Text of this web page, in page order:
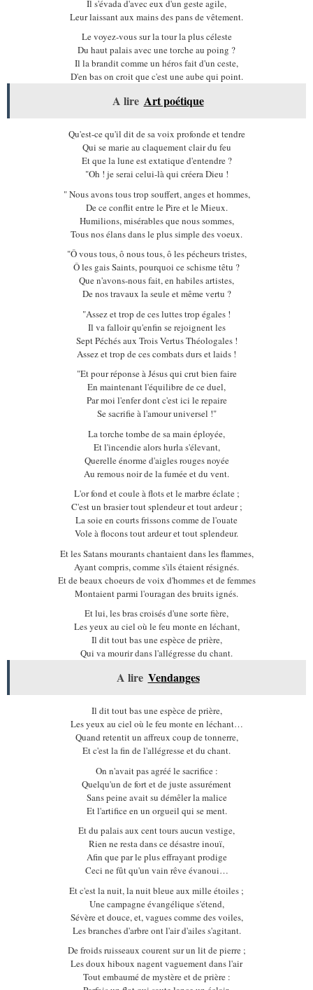
Il s'évada d'avec eux d'un geste agile,
Leur laissant aux mains des pans de vêtement.
Le voyez-vous sur la tour la plus céleste
Du haut palais avec une torche au poing ?
Il la brandit comme un héros fait d'un ceste,
D'en bas on croit que c'est une aube qui point.
A lire Art poétique
Qu'est-ce qu'il dit de sa voix profonde et tendre
Qui se marie au claquement clair du feu
Et que la lune est extatique d'entendre ?
"Oh ! je serai celui-là qui créera Dieu !
" Nous avons tous trop souffert, anges et hommes,
De ce conflit entre le Pire et le Mieux.
Humilions, misérables que nous sommes,
Tous nos élans dans le plus simple des voeux.
"Ô vous tous, ô nous tous, ô les pécheurs tristes,
Ô les gais Saints, pourquoi ce schisme têtu ?
Que n'avons-nous fait, en habiles artistes,
De nos travaux la seule et même vertu ?
"Assez et trop de ces luttes trop égales !
Il va falloir qu'enfin se rejoignent les
Sept Péchés aux Trois Vertus Théologales !
Assez et trop de ces combats durs et laids !
"Et pour réponse à Jésus qui crut bien faire
En maintenant l'équilibre de ce duel,
Par moi l'enfer dont c'est ici le repaire
Se sacrifie à l'amour universel !"
La torche tombe de sa main éployée,
Et l'incendie alors hurla s'élevant,
Querelle énorme d'aigles rouges noyée
Au remous noir de la fumée et du vent.
L'or fond et coule à flots et le marbre éclate ;
C'est un brasier tout splendeur et tout ardeur ;
La soie en courts frissons comme de l'ouate
Vole à flocons tout ardeur et tout splendeur.
Et les Satans mourants chantaient dans les flammes,
Ayant compris, comme s'ils étaient résignés.
Et de beaux choeurs de voix d'hommes et de femmes
Montaient parmi l'ouragan des bruits ignés.
Et lui, les bras croisés d'une sorte fière,
Les yeux au ciel où le feu monte en léchant,
Il dit tout bas une espèce de prière,
Qui va mourir dans l'allégresse du chant.
A lire Vendanges
Il dit tout bas une espèce de prière,
Les yeux au ciel où le feu monte en léchant…
Quand retentit un affreux coup de tonnerre,
Et c'est la fin de l'allégresse et du chant.
On n'avait pas agréé le sacrifice :
Quelqu'un de fort et de juste assurément
Sans peine avait su démêler la malice
Et l'artifice en un orgueil qui se ment.
Et du palais aux cent tours aucun vestige,
Rien ne resta dans ce désastre inouï,
Afin que par le plus effrayant prodige
Ceci ne fût qu'un vain rêve évanoui…
Et c'est la nuit, la nuit bleue aux mille étoiles ;
Une campagne évangélique s'étend,
Sévère et douce, et, vagues comme des voiles,
Les branches d'arbre ont l'air d'ailes s'agitant.
De froids ruisseaux courent sur un lit de pierre ;
Les doux hiboux nagent vaguement dans l'air
Tout embaumé de mystère et de prière :